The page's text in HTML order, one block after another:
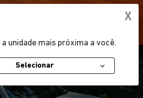
X
unidade mais próxima a você.
Selecionar